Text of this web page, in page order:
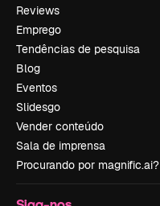
Reviews
Emprego
Tendências de pesquisa
Blog
Eventos
Slidesgo
Vender conteúdo
Sala de imprensa
Procurando por magnific.ai?